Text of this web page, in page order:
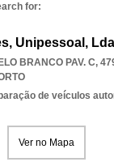
for:
Unipessoal, Lda
BRANCO PAV. C,
de veículos
Ver no Mapa